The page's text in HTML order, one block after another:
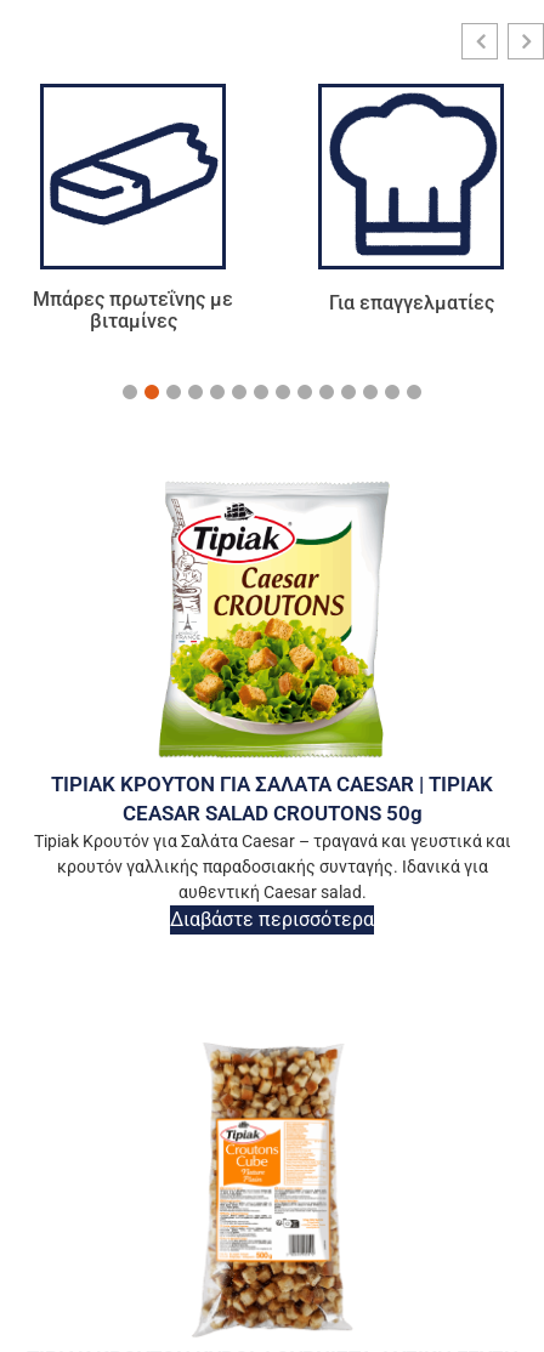
Για επαγγελματίες Τσάι - Αφεψήματα
TIPIAK ΚΡΟΥΤΟΝ ΓΙΑ ΣΑΛΑΤΑ CAESAR | TIPIAK
CEASAR SALAD CROUTONS 50g
Tipiak Κρουτόν για Σαλάτα Caesar – τραγανά και γευστικά και
κρουτόν γαλλικής παραδοσιακής συνταγής. Ιδανικά για
αυθεντική Caesar salad.
Διαβάστε περισσότερα